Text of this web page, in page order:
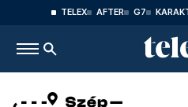
TELEX AFTER G7